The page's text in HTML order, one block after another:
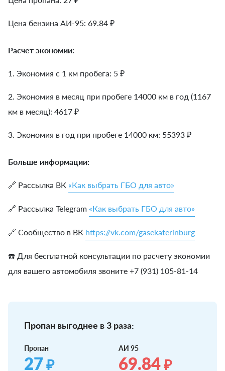
Цена бензина АИ-95: 69.84 ₽
Расчет экономии:
1. Экономия с 1 км пробега: 5 ₽
2. Экономия в месяц при пробеге 14000 км в год (1167
км в месяц): 4617 ₽
3. Экономия в год при пробеге 14000 км: 55393 ₽
Больше информации:
🔗 Рассылка ВК «Как выбрать ГБО для авто»
🔗 Рассылка Telegram «Как выбрать ГБО для авто»
🔗 Сообщество в ВК https://vk.com/gasekaterinburg
☎️ Для бесплатной консультации по расчету экономии
для вашего автомобиля звоните +7 (931) 105-81-14
Пропан выгоднее в 3 раза:
Пропан
27₽
АИ 95
69.84₽